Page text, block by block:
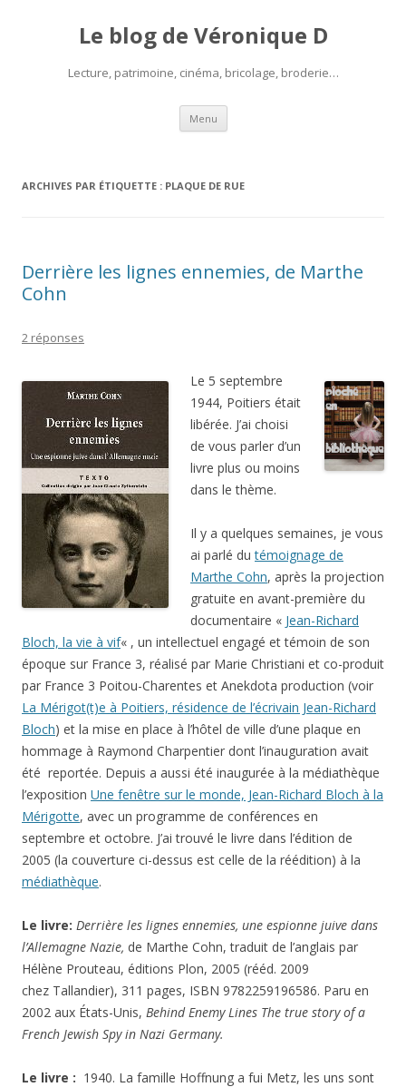
Le blog de Véronique D
Lecture, patrimoine, cinéma, bricolage, broderie…
Menu Aller
contenu
ARCHIVES PAR ÉTIQUETTE : PLAQUE DE RUE
Derrière les lignes ennemies, de Marthe
Cohn
2 réponses
Le 5 septembre
1944, Poitiers était
libérée. J’ai choisi
de vous parler d’un
livre plus ou moins
dans le thème.
Il y a quelques semaines, je vous
ai parlé dutémoignage de
Marthe Cohn, après la projection
gratuite en avant-première du
documentaire « Jean-Richard
Bloch, la vie à vif« , un intellectuel engagé et témoin de son
époque sur France 3, réalisé par Marie Christiani et co-produit
par France 3 Poitou-Charentes et Anekdota production (voir
La Mérigot(t)e à Poitiers, résidence de l’écrivain Jean-Richard
Bloch) et la mise en place à l’hôtel de ville d’une plaque en
hommage à Raymond Charpentier dont l’inauguration avait
été reportée. Depuis a aussi été inaugurée à la médiathèque
l’exposition Une fenêtre sur le monde, Jean-Richard Bloch à la
Mérigotte, avec un programme de conférences en
septembre et octobre. J’ai trouvé le livre dans l’édition de
2005 (la couverture ci-dessus est celle de la réédition) à la
médiathèque.
Le livre: Derrière les lignes ennemies, une espionne juive dans
l’Allemagne Nazie, de Marthe Cohn, traduit de l’anglais par
Hélène Prouteau, éditions Plon, 2005 (rééd. 2009
chez Tallandier), 311 pages, ISBN 9782259196586. Paru en
2002 aux États-Unis, Behind Enemy Lines The true story of a
French Jewish Spy in Nazi Germany.
Le livre : 1940. La famille Hoffnung a fui Metz, les uns sont